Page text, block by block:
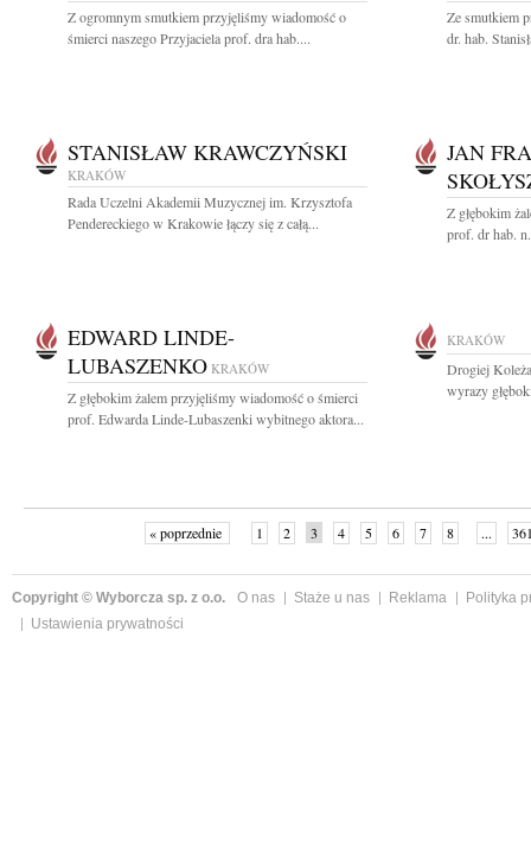
Z ogromnym smutkiem przyjęliśmy wiadomość o
śmierci naszego Przyjaciela prof. dra hab....
Ze smutkiem
dr. hab.
STANISŁAW KRAWCZYŃSKI
KRAKÓW
Rada Uczelni Akademii Muzycznej im. Krzysztofa
Pendereckiego w Krakowie łączy się z całą...
JAN
Z głębokim
prof. dr hab.
EDWARD LINDE-
LUBASZENKO KRAKÓW
Z głębokim żalem przyjęliśmy wiadomość o śmierci
prof. Edwarda Linde-Lubaszenki wybitnego aktora...
KRAKÓW
Drogiej
wyrazy
« poprzednie 1 2 3 4 5 6 7 8 ...
Copyright © Wyborcza sp. z o.o. O nas Staże u nas Reklama
Polityka
Ustawienia prywatności